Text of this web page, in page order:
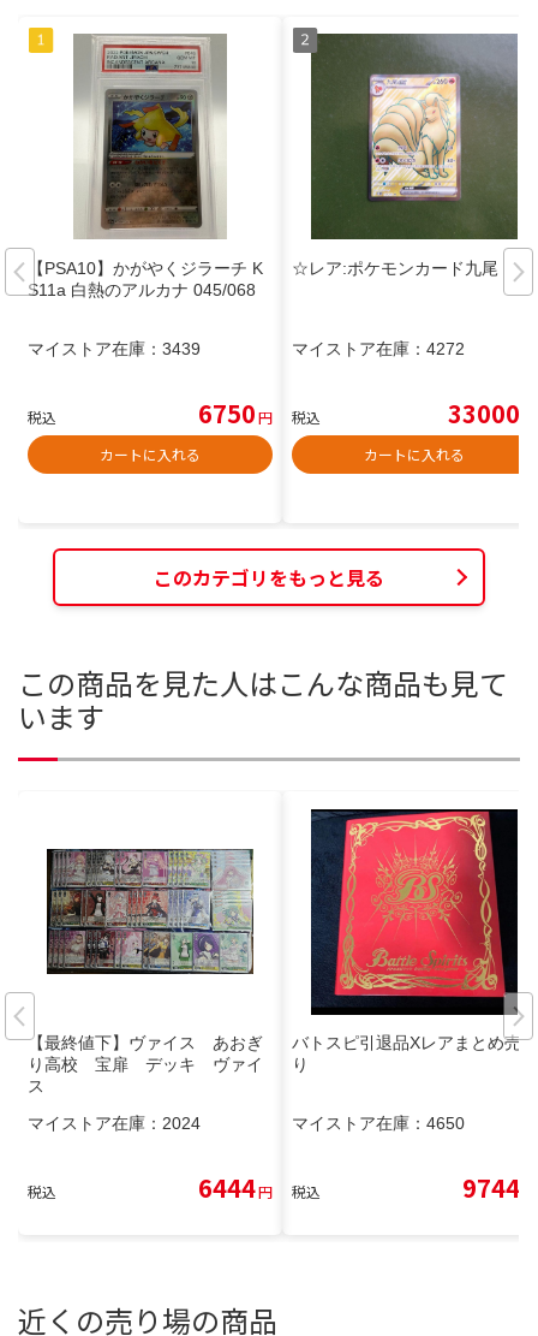
【PSA10】かがやくジラーチ K
S11a 白熱のアルカナ 045/068
マイストア在庫： 3439
税込 6750円
カートに入れる
☆レア:ポケモンカード九尾
マイストア在庫： 4272
税込 33000
カートに入れる
このカテゴリをもっと見る
この商品を見た人はこんな商品も見て
います
【最終値下】ヴァイス あおぎ
り高校 宝扉 デッキ ヴァイ
ス
マイストア在庫： 2024
税込 6444円
バトスピ引退品Xレアまとめ売
り
マイストア在庫： 4650
税込 9744
近くの売り場の商品